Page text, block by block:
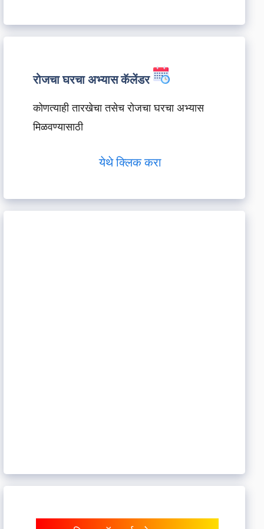
रोजचा घरचा अभ्यास कॅलेंडर
कोणत्याही तारखेचा तसेच रोजचा घरचा अभ्यास
मिळवण्यासाठी
येथे क्लिक करा